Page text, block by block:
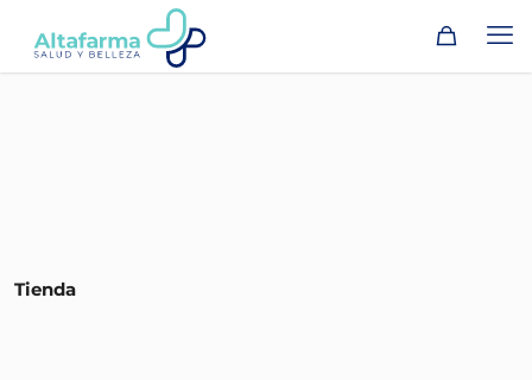
Tienda